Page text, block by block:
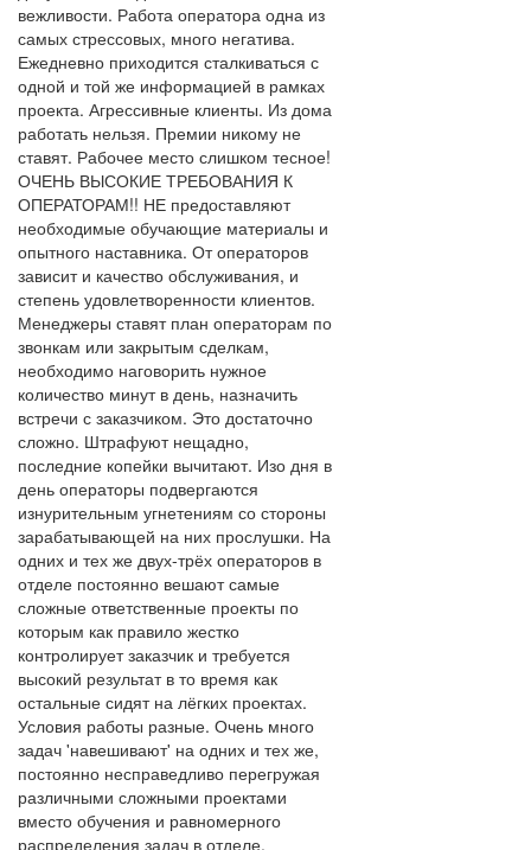
вежливости. Работа оператора одна из
самых стрессовых, много негатива.
Ежедневно приходится сталкиваться с
одной и той же информацией в рамках
проекта. Агрессивные клиенты. Из дома
работать нельзя. Премии никому не
ставят. Рабочее место слишком тесное!
ОЧЕНЬ ВЫСОКИЕ ТРЕБОВАНИЯ К
ОПЕРАТОРАМ!! НЕ предоставляют
необходимые обучающие материалы и
опытного наставника. От операторов
зависит и качество обслуживания, и
степень удовлетворенности клиентов.
Менеджеры ставят план операторам по
звонкам или закрытым сделкам,
необходимо наговорить нужное
количество минут в день, назначить
встречи с заказчиком. Это достаточно
сложно. Штрафуют нещадно,
последние копейки вычитают. Изо дня в
день операторы подвергаются
изнурительным угнетениям со стороны
зарабатывающей на них прослушки. На
одних и тех же двух-трёх операторов в
отделе постоянно вешают самые
сложные ответственные проекты по
которым как правило жестко
контролирует заказчик и требуется
высокий результат в то время как
остальные сидят на лёгких проектах.
Условия работы разные. Очень много
задач 'навешивают' на одних и тех же,
постоянно несправедливо перегружая
различными сложными проектами
вместо обучения и равномерного
распределения задач в отделе.